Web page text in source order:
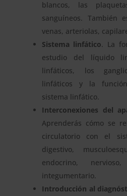
blancos, las
sanguíneos. También
venas, arteriolas,
Sistema linfático. La
estudio del líquido
linfáticos, los
linfáticos y la
sistema linfático.
Interconexiones del
Aprenderás cómo se
circulatorio con el
digestivo,
endocrino,
integumentario.
Introducción al